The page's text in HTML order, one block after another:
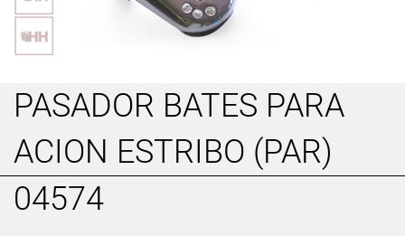
PASADOR BATES PARA
ACION ESTRIBO (PAR)
04574